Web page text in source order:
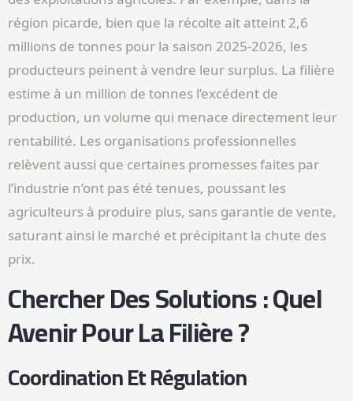
région picarde, bien que la récolte ait atteint 2,6
millions de tonnes pour la saison 2025-2026, les
producteurs peinent à vendre leur surplus. La filière
estime à un million de tonnes l’excédent de
production, un volume qui menace directement leur
rentabilité. Les organisations professionnelles
relèvent aussi que certaines promesses faites par
l’industrie n’ont pas été tenues, poussant les
agriculteurs à produire plus, sans garantie de vente,
saturant ainsi le marché et précipitant la chute des
prix.
Chercher Des Solutions : Quel
Avenir Pour La Filière ?
Coordination Et Régulation